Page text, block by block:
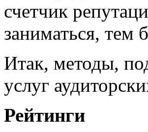
счетчик
заниматься, тем
Итак, методы,
услуг
Рейтинги